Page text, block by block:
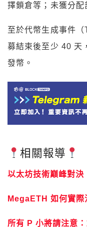
擇鎖倉等；未獲分配
至於代幣生成事件
募結束後至少 40 天
發幣。
相關報導
以太坊技術巔峰對
​MegaETH 如何實際
所有 P 小將請注意